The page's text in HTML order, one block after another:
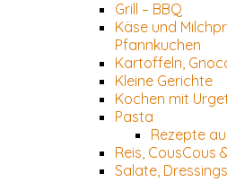
Grill – BBQ
Käse und
Pfannkuchen
Kartoffeln,
Kleine Gerichte
Kochen mit
Pasta
Rezepte
Reis, CousCous
Salate,